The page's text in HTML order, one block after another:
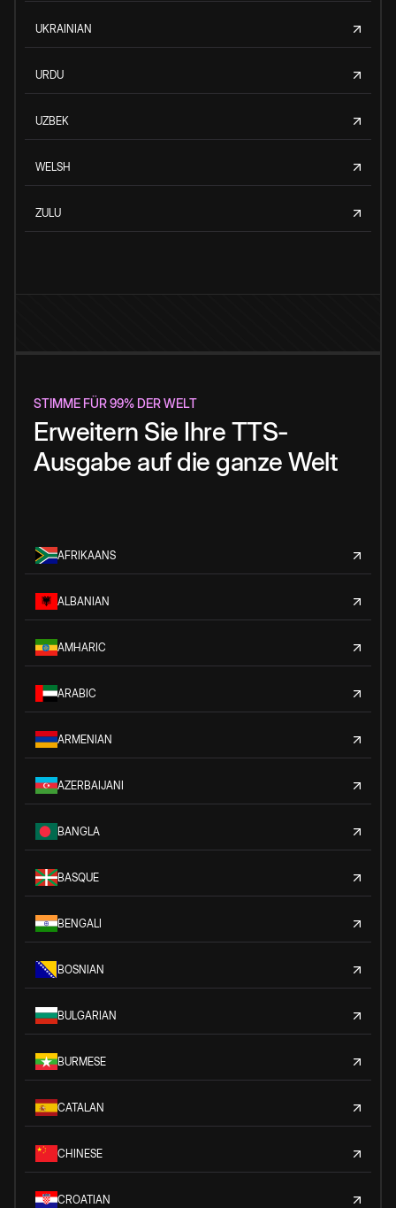
UKRAINIAN
URDU
UZBEK
WELSH
ZULU
STIMME FÜR 99% DER WELT
Erweitern Sie Ihre TTS-
Ausgabe auf die ganze Welt
AFRIKAANS
ALBANIAN
AMHARIC
ARABIC
ARMENIAN
AZERBAIJANI
BANGLA
BASQUE
BENGALI
BOSNIAN
BULGARIAN
BURMESE
CATALAN
CHINESE
CROATIAN